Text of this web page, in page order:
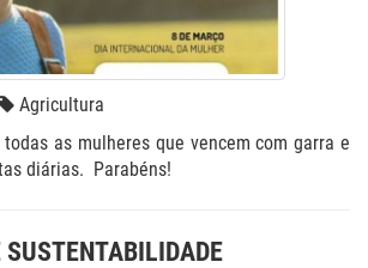
Agricultura
as mulheres que vencem com garra e
diárias. Parabéns!